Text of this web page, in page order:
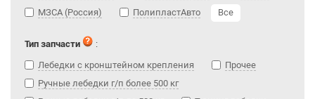
МЗСА (Россия)
ПолипластАвто Все
Тип запчасти
:
Лебедки с кронштейном крепления
Прочее
Ручные лебедки г/п более 500 кг